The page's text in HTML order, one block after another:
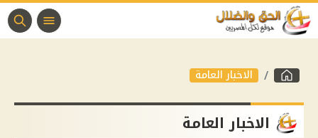
الاخبار العامة
الاخبار العامة